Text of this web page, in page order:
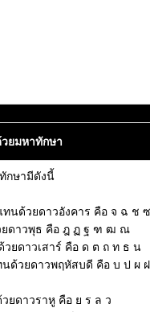
ยมหาทักษา
กษามีดังนี้
ทนด้วยดาวอังคาร คือ จ ฉ ช
ยดาวพุธ คือ ฎ ฏ ฐ ฑ ฒ ณ
ยดาวเสาร์ คือ ด ต ถ ท ธ น
ด้วยดาวพฤหัสบดี คือ บ ป ผ
ยดาวราหู คือ ย ร ล ว